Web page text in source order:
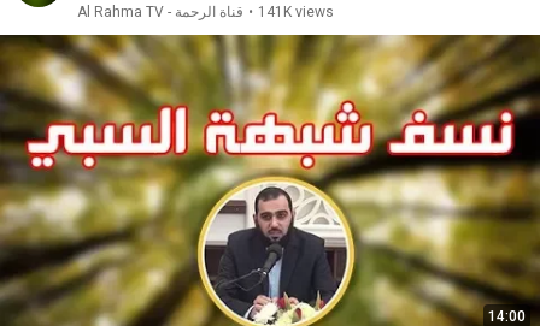
قناة الرحمة - Al Rahma TV • 141K views
14:00